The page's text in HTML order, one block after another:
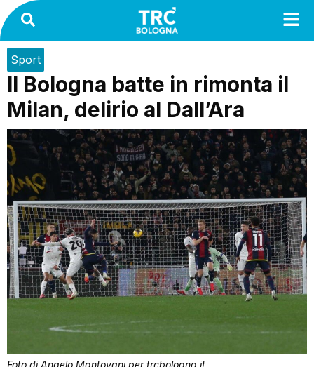
Sport
Il Bologna batte in rimonta il
Milan, delirio al Dall’Ara